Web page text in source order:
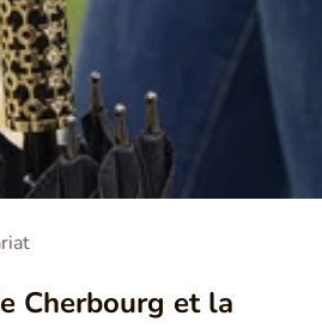
Cherbourg et la